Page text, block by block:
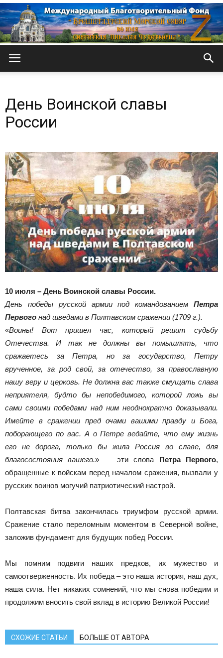
Морской
собор
День Воинской славы
России
10 июля – День Воинской славы России.
День победы русской армии под командованием Петра
Первого над шведами в Полтавском сражении (1709 г.).
«Воины! Вот пришел час, который решит судьбу
Отечества. И так не должны вы помышлять, что
сражаетесь за Петра, но за государство, Петру
врученное, за род свой, за отечество, за православную
нашу веру и церковь. Не должна вас также смущать слава
неприятеля, будто бы непобедимого, которой ложь вы
сами своими победами над ним неоднократно доказывали.
Имейте в сражении пред очами вашими правду и Бога,
поборающего по вас. А о Петре ведайте, что ему жизнь
его не дорога, только бы жила Россия во славе, для
благосостояния вашего.» — эти слова Петра Первого,
обращенные к войскам перед началом сражения, вызвали у
русских воинов могучий патриотический настрой.
Полтавская битва закончилась триумфом русской армии.
Сражение стало переломным моментом в Северной войне,
заложив фундамент для будущих побед России.
Мы помним подвиги наших предков, их мужество и
самоотверженность. Их победа – это наша история, наш дух,
наша сила. Нет никаких сомнений, что мы снова победим и
продолжим вносить свой вклад в историю Великой России!
СХОЖИЕ СТАТЬИ БОЛЬШЕ ОТ АВТОРА